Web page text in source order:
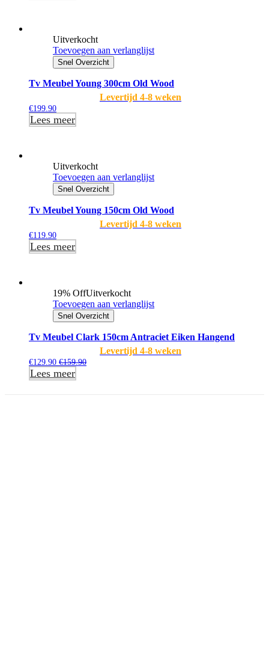
Uitverkocht
Toevoegen aan verlanglijst
Snel Overzicht
Tv Meubel Young 300cm Old Wood
Levertijd 4-8 weken
€199.90
Lees meer
Uitverkocht
Toevoegen aan verlanglijst
Snel Overzicht
Tv Meubel Young 150cm Old Wood
Levertijd 4-8 weken
€119.90
Lees meer
19% OffUitverkocht
Toevoegen aan verlanglijst
Snel Overzicht
Tv Meubel Clark 150cm Antraciet Eiken Hangend
Levertijd 4-8 weken
€129.90 €159.90
Lees meer